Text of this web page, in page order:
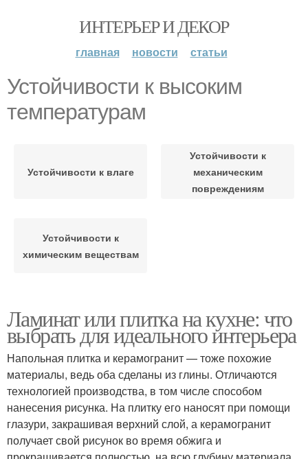
ИНТЕРЬЕР И ДЕКОР
главная новости статьи
Устойчивости к высоким
температурам
Устойчивости к влаге
Устойчивости к
механическим
повреждениям
Устойчивости к
химическим веществам
Ламинат или плитка на кухне: что
выбрать для идеального интерьера
Напольная плитка и керамогранит — тоже похожие
материалы, ведь оба сделаны из глины. Отличаются
технологией производства, в том числе способом
нанесения рисунка. На плитку его наносят при помощи
глазури, закрашивая верхний слой, а керамогранит
получает свой рисунок во время обжига и